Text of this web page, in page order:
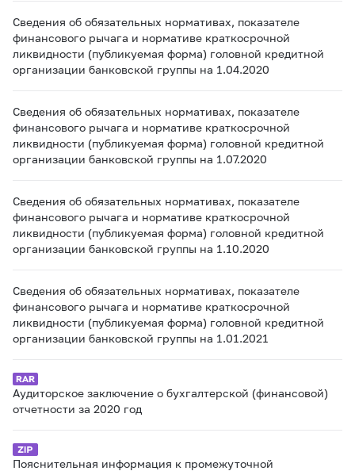
Сведения об обязательных нормативах, показателе
финансового рычага и нормативе краткосрочной
ликвидности (публикуемая форма) головной кредитной
организации банковской группы на 1.04.2020
Сведения об обязательных нормативах, показателе
финансового рычага и нормативе краткосрочной
ликвидности (публикуемая форма) головной кредитной
организации банковской группы на 1.07.2020
Сведения об обязательных нормативах, показателе
финансового рычага и нормативе краткосрочной
ликвидности (публикуемая форма) головной кредитной
организации банковской группы на 1.10.2020
Сведения об обязательных нормативах, показателе
финансового рычага и нормативе краткосрочной
ликвидности (публикуемая форма) головной кредитной
организации банковской группы на 1.01.2021
Аудиторское заключение о бухгалтерской (финансовой)
отчетности за 2020 год
Пояснительная информация к промежуточной